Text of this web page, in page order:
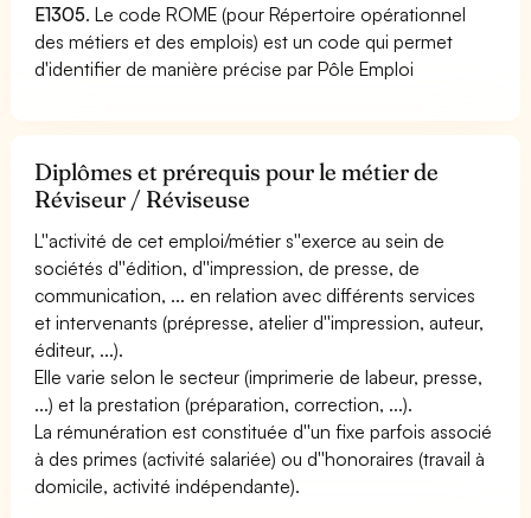
E1305. Le code ROME (pour Répertoire opérationnel
des métiers et des emplois) est un code qui permet
d'identifier de manière précise par Pôle Emploi
Diplômes et prérequis pour le métier de
Réviseur / Réviseuse
L''activité de cet emploi/métier s''exerce au sein de
sociétés d''édition, d''impression, de presse, de
communication, ... en relation avec différents services
et intervenants (prépresse, atelier d''impression, auteur,
éditeur, ...).
Elle varie selon le secteur (imprimerie de labeur, presse,
...) et la prestation (préparation, correction, ...).
La rémunération est constituée d''un fixe parfois associé
à des primes (activité salariée) ou d''honoraires (travail à
domicile, activité indépendante).